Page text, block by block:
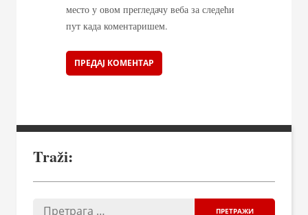
место у овом прегледачу веба за следећи
пут када коментаришем.
Traži: